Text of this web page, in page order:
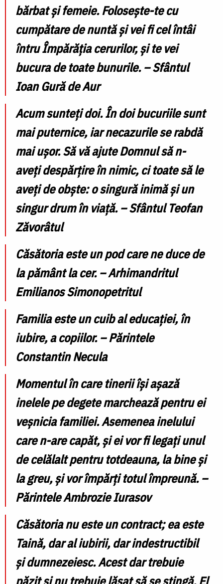
bărbat şi femeie. Folosește-te cu
cumpătare de nuntă şi vei fi cel întâi
întru Împărăția cerurilor, şi te vei
bucura de toate bunurile. – Sfântul
Ioan Gură de Aur
Acum sunteţi doi. În doi bucuriile sunt
mai puternice, iar necazurile se rabdă
mai uşor. Să vă ajute Domnul să n-
aveţi despărţire în nimic, ci toate să le
aveţi de obşte: o singură inimă şi un
singur drum în viaţă. – Sfântul Teofan
Zăvorâtul
Căsătoria este un pod care ne duce de
la pământ la cer. – Arhimandritul
Emilianos Simonopetritul
Familia este un cuib al educaţiei, în
iubire, a copiilor. – Părintele
Constantin Necula
Momentul în care tinerii îşi aşază
inelele pe degete marchează pentru ei
veşnicia familiei. Asemenea inelului
care n-are capăt, şi ei vor fi legaţi unul
de celălalt pentru totdeauna, la bine şi
la greu, şi vor împărţi totul împreună. –
Părintele Ambrozie Iurasov
Căsătoria nu este un contract; ea este
Taină, dar al iubirii, dar indestructibil
şi dumnezeiesc. Acest dar trebuie